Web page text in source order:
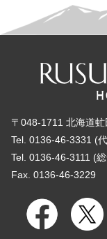
〒048-1711 北海道
Tel. 0136-46-3331 (
Tel. 0136-46-3111 (
Fax. 0136-46-3229